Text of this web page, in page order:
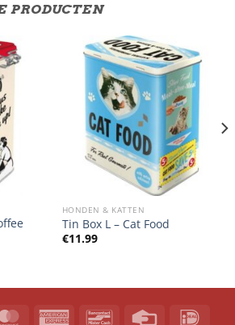
PRODUCTEN
HONDEN & KATTEN
Tin Box L – Cat Food
€11.99